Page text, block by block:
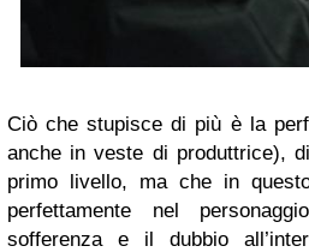
Ciò che stupisce di più è la
anche in veste di produttrice),
primo livello, ma che in
perfettamente nel
sofferenza e il dubbio